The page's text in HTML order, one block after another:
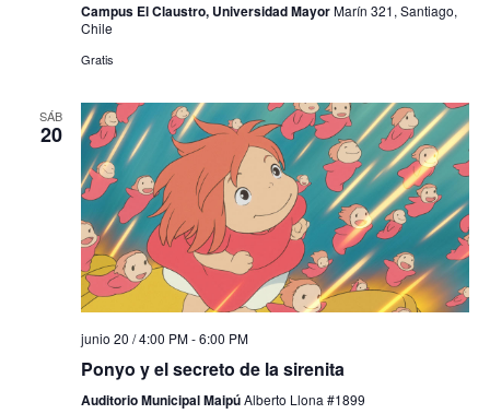
Campus El Claustro, Universidad MayorMarín 321, Santiago,
Chile
Gratis
SÁB
20
junio 20 / 4:00 PM-6:00 PM
Ponyo y el secreto de la sirenita
Auditorio Municipal MaipúAlberto Llona #1899